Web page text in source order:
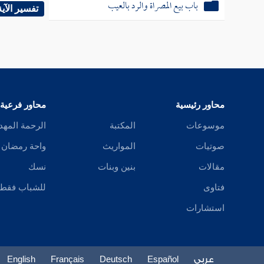
باب بيع المصراة والرد بالعيب
{
وسلم
أما حكم
أنه
( فرع
في خلافة
تفسير
محاور رئيسية
موسوعات
صوتيات
مقالات
فتاوى
استشارات
المكتبة
المواريث
بنين وبنات
محاور فرعية
الرحمة
واحة رمضان
نسك
للشباب فقط
عربي Español
Deutsch
Français
English